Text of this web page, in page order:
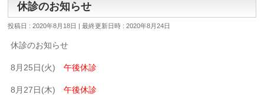
休診のお知らせ
投稿日 : 2020年8月18日 最終更新日時 : 2020年8月24日
休診のお知らせ
8月25日(火)午後休診
8月27日(木)午後休診